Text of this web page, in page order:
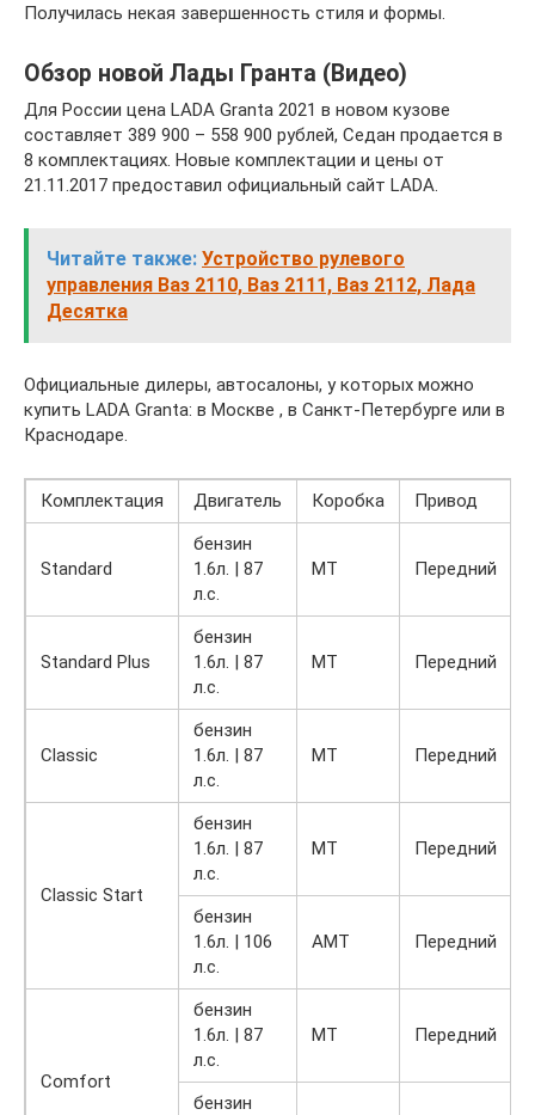
Получилась некая завершенность стиля и формы.
Обзор новой Лады Гранта (Видео)
Для России цена LADA Granta 2021 в новом кузове
составляет 389 900 – 558 900 рублей, Седан продается в
8 комплектациях. Новые комплектации и цены от
21.11.2017 предоставил официальный сайт LADA.
Читайте также: Устройство рулевого
управления Ваз 2110, Ваз 2111, Ваз 2112, Лада
Десятка
Официальные дилеры, автосалоны, у которых можно
купить LADA Granta: в Москве , в Санкт-Петербурге или в
Краснодаре.
Комплектация Двигатель Коробка Привод
Standard
бензин
1.6л. | 87
л.с.
MT Передний
Standard Plus
бензин
1.6л. | 87
л.с.
MT Передний
Classic
бензин
1.6л. | 87
л.с.
MT Передний
Classic Start
бензин
1.6л. | 87
л.с.
MT Передний
бензин
1.6л. | 106
л.с.
AMT Передний
Comfort
бензин
1.6л. | 87
л.с.
MT Передний
бензин